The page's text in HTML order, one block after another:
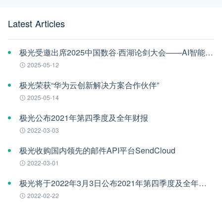
Latest Articles
极光受邀出席2025中国数谷·西湖论剑大会——AI智能体应用与安全治理论坛
2025-05-12
极光荣获“华为云创新解决方案合作伙伴”
2025-05-14
极光公布2021年第四季度及全年财报
2022-03-03
极光收购国内领先的邮件API平台SendCloud
2022-03-01
极光将于2022年3月3日公布2021年第四季度及全年财报
2022-02-22